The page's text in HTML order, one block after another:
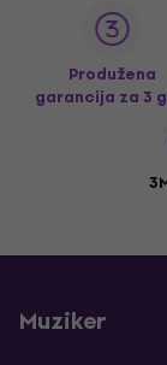
Produžena
garancija za 3
Muziker